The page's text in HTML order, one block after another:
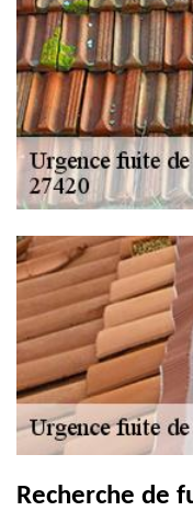
Recherche de